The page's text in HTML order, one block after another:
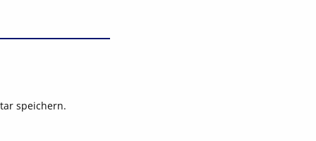
speichern.